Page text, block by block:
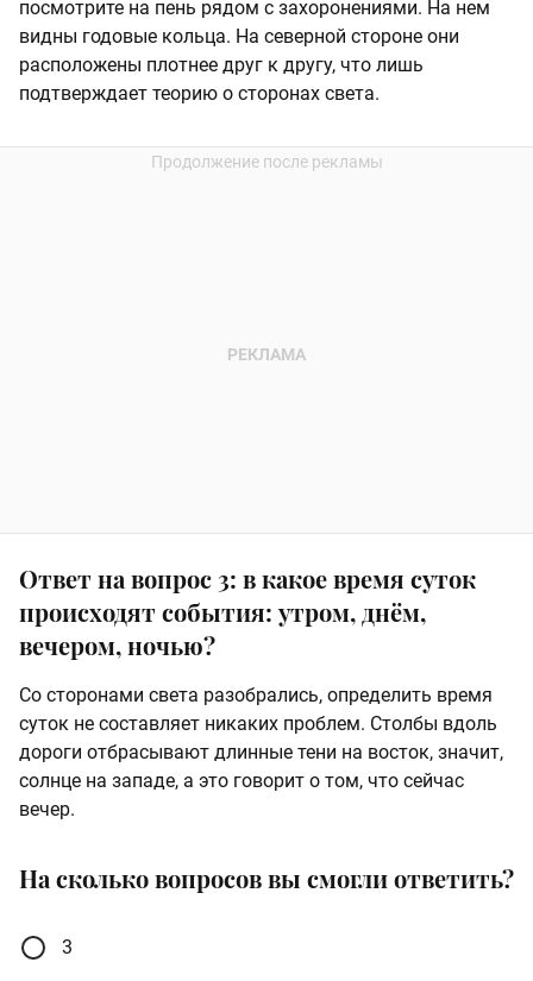
посмотрите на пень рядом с захоронениями. На нем
видны годовые кольца. На северной стороне они
расположены плотнее друг к другу, что лишь
подтверждает теорию о сторонах света.
Ответ на вопрос 3: в какое время суток
происходят события: утром, днём,
вечером, ночью?
Со сторонами света разобрались, определить время
суток не составляет никаких проблем. Столбы вдоль
дороги отбрасывают длинные тени на восток, значит,
солнце на западе, а это говорит о том, что сейчас
вечер.
На сколько вопросов вы смогли ответить?
3